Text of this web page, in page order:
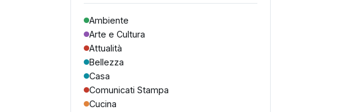
Ambiente
Arte e Cultura
Attualità
Bellezza
Casa
Comunicati Stampa
Cucina